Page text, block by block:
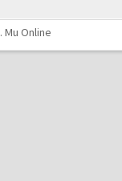
. Mu Online